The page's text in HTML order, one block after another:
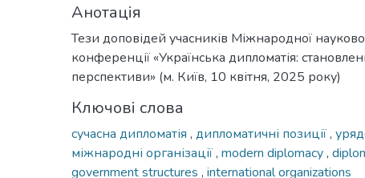
Анотація
Тези доповідей учасників Міжнародної
конференції «Українська дипломатія:
перспективи» (м. Київ, 10 квітня, 2025 року)
Ключові слова
сучасна дипломатія , дипломатичні позиції,
міжнародні організації, modern diplomacy,
government structures , international organizations